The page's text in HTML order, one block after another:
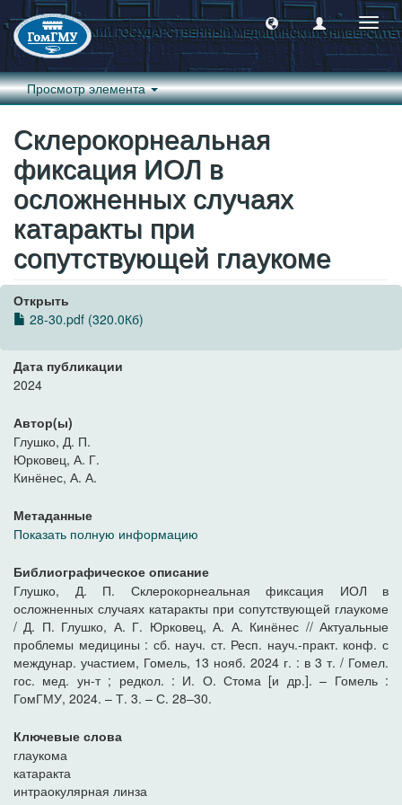
Просмотр элемента
Склерокорнеальная
фиксация ИОЛ в
осложненных случаях
катаракты при
сопутствующей глаукоме
Открыть
28-30.pdf (320.0Кб)
Дата публикации
2024
Автор(ы)
Глушко, Д. П.
Юрковец, А. Г.
Кинёнес, А. А.
Метаданные
Показать полную информацию
Библиографическое описание
Глушко, Д. П. Склерокорнеальная фиксация ИОЛ в
осложненных случаях катаракты при сопутствующей глаукоме
/ Д. П. Глушко, А. Г. Юрковец, А. А. Кинёнес // Актуальные
проблемы медицины : сб. науч. ст. Респ. науч.-практ. конф. с
междунар. участием, Гомель, 13 нояб. 2024 г. : в 3 т. / Гомел.
гос. мед. ун-т ; редкол. : И. О. Стома [и др.]. – Гомель :
ГомГМУ, 2024. – Т. 3. – С. 28–30.
Ключевые слова
глаукома
катаракта
интраокулярная линза